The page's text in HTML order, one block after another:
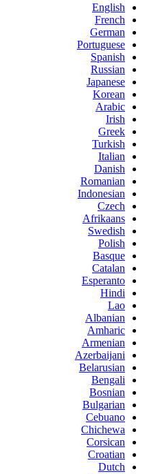
English
French
German
Portuguese
Spanish
Russian
Japanese
Korean
Arabic
Irish
Greek
Turkish
Italian
Danish
Romanian
Indonesian
Czech
Afrikaans
Swedish
Polish
Basque
Catalan
Esperanto
Hindi
Lao
Albanian
Amharic
Armenian
Azerbaijani
Belarusian
Bengali
Bosnian
Bulgarian
Cebuano
Chichewa
Corsican
Croatian
Dutch